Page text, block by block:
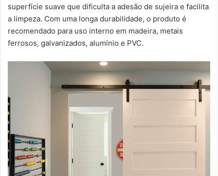
superfície suave que dificulta a adesão de sujeira e facilita
a limpeza. Com uma longa durabilidade, o produto é
recomendado para uso interno em madeira, metais
ferrosos, galvanizados, alumínio e PVC.